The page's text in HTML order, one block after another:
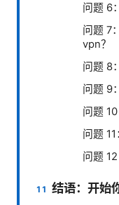
问题 6
问题 7
vpn？
问题 8
问题 9
问题
问题
问题
结语：开始